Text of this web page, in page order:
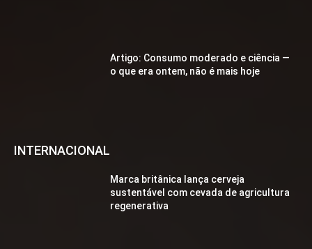
Artigo: Consumo moderado e ciência —
o que era ontem, não é mais hoje
INTERNACIONAL
Marca britânica lança cerveja
sustentável com cevada de agricultura
regenerativa